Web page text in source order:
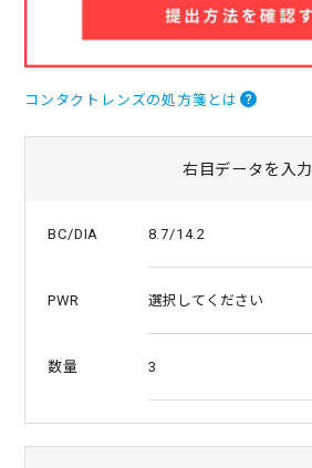
g
コンタクトレンズの処方箋とは
右目データを入力
BC/DIA 8.7/14.2
PWR
数量 3